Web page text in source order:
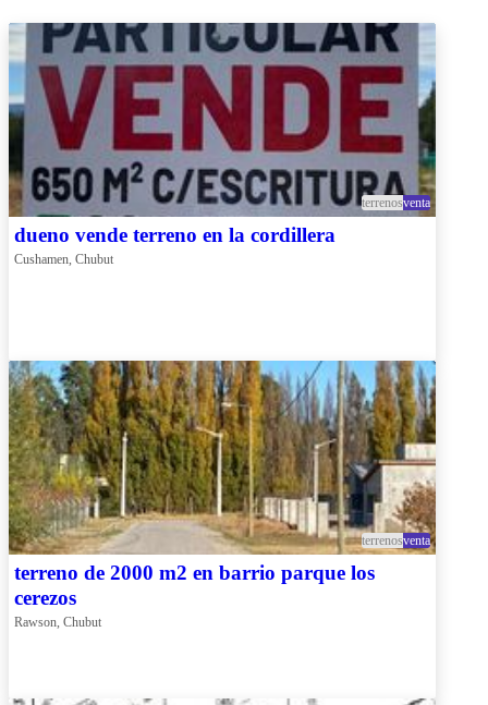
terrenosventa
dueno vende terreno en la cordillera
Cushamen, Chubut
terrenosventa
terreno de 2000 m2 en barrio parque los
cerezos
Rawson, Chubut